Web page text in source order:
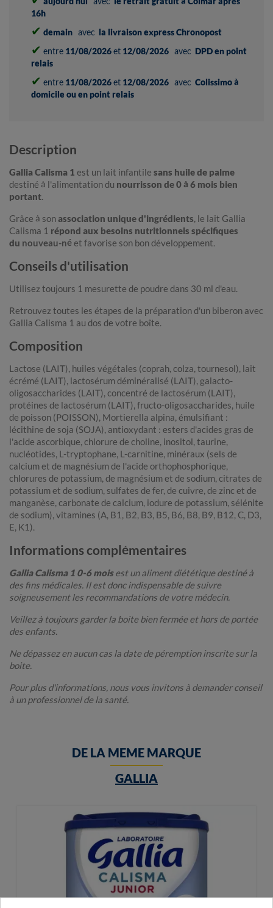
16h
✔ demain avec la livraison express Chronopost
✔ entre 11/08/2026et 12/08/2026 avec DPD en point
relais
✔ entre 11/08/2026et 12/08/2026 avec Colissimo à
domicile ou en point relais
Description
Gallia Calisma 1 est un lait infantile sans huile de palme
destiné à l'alimentation du nourrisson de 0 à 6 mois bien
portant.
Grâce à sonassociation unique d'ingrédients, le lait Gallia
Calisma 1 répond aux besoins nutritionnels spécifiques
du nouveau-néet favorise son bon développement.
Conseils d'utilisation
Utilisez toujours 1 mesurette de poudre dans 30 ml d'eau.
Retrouvez toutes les étapes de la préparation d'un biberon avec
Gallia Calisma 1 au dos de votre boîte.
Composition
Lactose (LAIT), huiles végétales (coprah, colza, tournesol), lait
écrémé (LAIT), lactosérum déminéralisé (LAIT), galacto-
oligosaccharides (LAIT), concentré de lactosérum (LAIT),
protéines de lactosérum (LAIT), fructo-oligosaccharides, huile
de poisson (POISSON), Mortierella alpina, émulsifiant :
lécithine de soja (SOJA), antioxydant : esters d'acides gras de
l'acide ascorbique, chlorure de choline, inositol, taurine,
nucléotides, L-tryptophane, L-carnitine, minéraux (sels de
calcium et de magnésium de l'acide orthophosphorique,
chlorures de potassium, de magnésium et de sodium, citrates de
potassium et de sodium, sulfates de fer, de cuivre, de zinc et de
manganèse, carbonate de calcium, iodure de potassium, sélénite
de sodium), vitamines (A, B1, B2, B3, B5, B6, B8, B9, B12, C, D3,
E, K1).
Informations complémentaires
Gallia Calisma 1 0-6 moisest un aliment diététique destiné à
des fins médicales. Il est donc indispensable de suivre
soigneusement les recommandations de votre médecin.
Veillez à toujours garder la boite bien fermée et hors de portée
des enfants.
Ne dépassez en aucun cas la date de péremption inscrite sur la
boite.
Pour plus d'informations, nous vous invitons à demander conseil
à un professionnel de la santé.
DE LA MEME MARQUE
GALLIA